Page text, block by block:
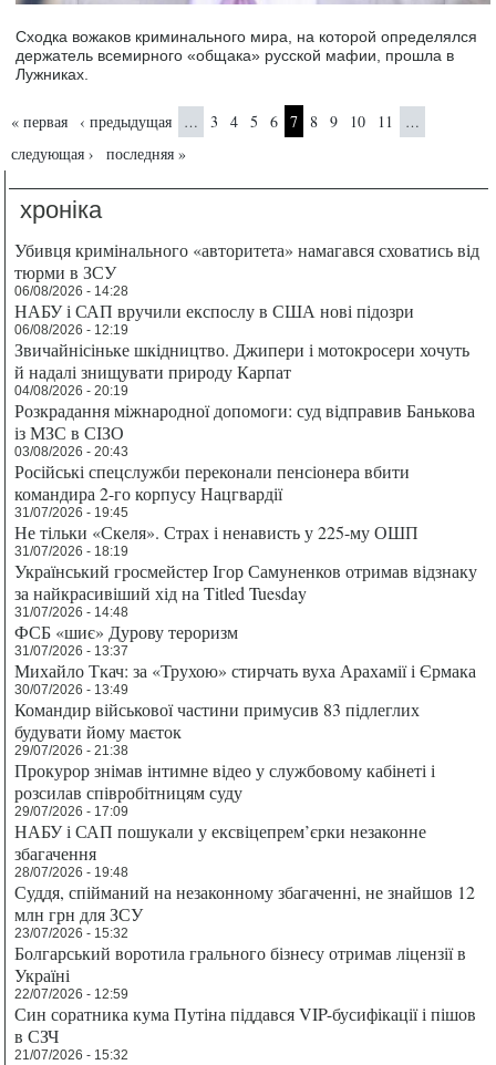
Сходка вожаков криминального мира, на которой определялся
держатель всемирного «общака» русской мафии, прошла в
Лужниках.
Страницы
« первая ‹ предыдущая … 3 4 5 6 7 8 9 10 11 …
следующая › последняя »
хроніка
Убивця кримінального «авторитета» намагався сховатись від
тюрми в ЗСУ
06/08/2026 - 14:28
НАБУ і САП вручили експослу в США нові підозри
06/08/2026 - 12:19
Звичайнісіньке шкідництво. Джипери і мотокросери хочуть
й надалі знищувати природу Карпат
04/08/2026 - 20:19
Розкрадання міжнародної допомоги: суд відправив Банькова
із МЗС в СІЗО
03/08/2026 - 20:43
Російські спецслужби переконали пенсіонера вбити
командира 2-го корпусу Нацгвардії
31/07/2026 - 19:45
Не тільки «Скеля». Страх і ненависть у 225-му ОШП
31/07/2026 - 18:19
Український гросмейстер Ігор Самуненков отримав відзнаку
за найкрасивіший хід на Titled Tuesday
31/07/2026 - 14:48
ФСБ «шиє» Дурову тероризм
31/07/2026 - 13:37
Михайло Ткач: за «Трухою» стирчать вуха Арахамії і Єрмака
30/07/2026 - 13:49
Командир військової частини примусив 83 підлеглих
будувати йому маєток
29/07/2026 - 21:38
Прокурор знімав інтимне відео у службовому кабінеті і
розсилав співробітницям суду
29/07/2026 - 17:09
НАБУ і САП пошукали у ексвіцепрем’єрки незаконне
збагачення
28/07/2026 - 19:48
Суддя, спійманий на незаконному збагаченні, не знайшов 12
млн грн для ЗСУ
23/07/2026 - 15:32
Болгарський воротила грального бізнесу отримав ліцензії в
Україні
22/07/2026 - 12:59
Син соратника кума Путіна піддався VIP-бусифікації і пішов
в СЗЧ
21/07/2026 - 15:32